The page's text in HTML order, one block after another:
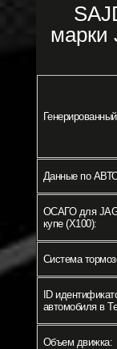
марки
Данные по
ОСАГО для
купе (X100):
Система
ID
автомобиля в
Объем движка: